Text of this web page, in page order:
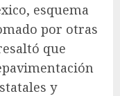
esquema
por otras
que
y